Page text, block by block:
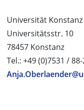
Universität Konstanz
Universitätsstr. 10
78457 Konstanz
Tel.: +49 (0)7531 /